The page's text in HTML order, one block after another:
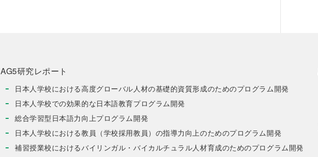
AG5研究レポート
日本人学校における高度グローバル人材の基礎的資質形成のためのプログラム開発
日本人学校での効果的な日本語教育プログラム開発
総合学習型日本語力向上プログラム開発
日本人学校における教員（学校採用教員）の指導力向上のためのプログラム開発
補習授業校におけるバイリンガル・バイカルチュラル人材育成のためのプログラム開発